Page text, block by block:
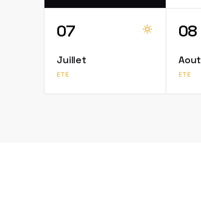
07
Juillet
ÉTÉ
08
Aout
ÉTÉ